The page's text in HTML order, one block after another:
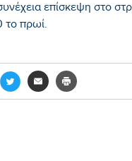
επίσκεψη στο
το πρωί.